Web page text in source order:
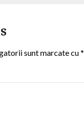
sunt marcate cu*